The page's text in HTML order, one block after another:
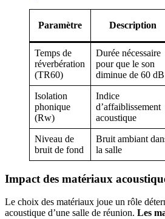
Paramètre Description
Temps de
réverbération
(TR60)
Durée nécessaire
pour que le son
diminue de 60 dB
Isolation
phonique
(Rw)
Indice
d’affaiblissement
acoustique
Niveau de
bruit de fond
Bruit ambiant
la salle
Impact des matériaux
Le choix des matériaux joue un rôle
acoustique d’une salle de réunion. Les